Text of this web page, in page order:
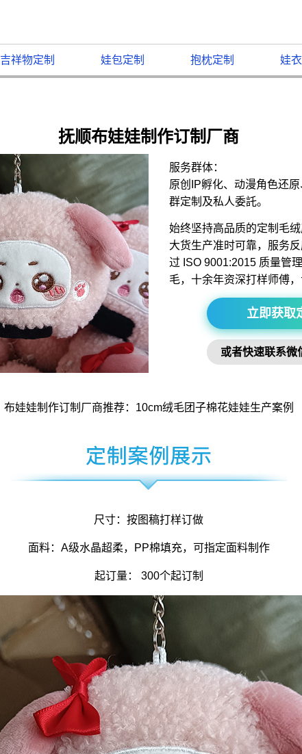
吉祥物定制 娃包定制 抱枕定制 娃
抚顺布娃娃制作订制厂商
服务群体：
原创IP孵化、动漫角色还
群定制及私人委託。
始终坚持高品质的定制毛
大货生产准时可靠，服务
过 ISO 9001:2015 质量管
毛，十余年资深打样师傅
立即获取
或者快速联系微
布娃娃制作订制厂商推荐：10cm绒毛团子棉花娃娃生产案例
尺寸：按图稿打样订做
面料：A级水晶超柔，PP棉填充，可指定面料制作
起订量： 300个起订制